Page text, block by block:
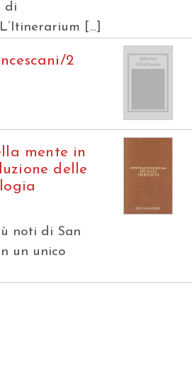
di
[…]
2
mente in
delle
noti di San
un unico